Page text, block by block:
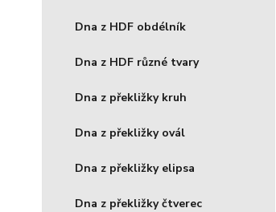
Dna z HDF obdélník
Dna z HDF různé tvary
Dna z překližky kruh
Dna z překližky ovál
Dna z překližky elipsa
Dna z překližky čtverec